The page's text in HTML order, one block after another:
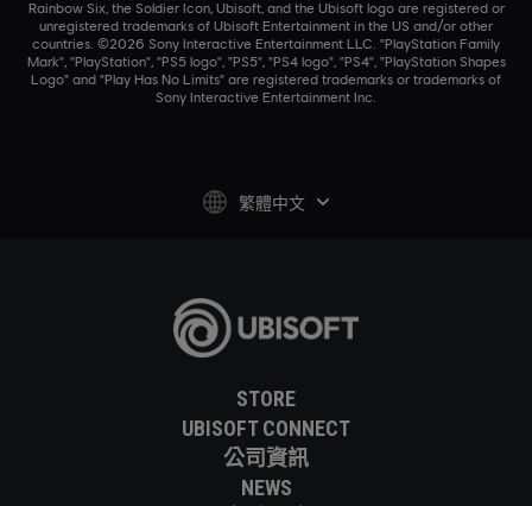
STORE
UBISOFT CONNECT
公司資訊
NEWS
Rainbow Six, the Soldier Icon, Ubisoft, and the Ubisoft logo are registered or
unregistered trademarks of Ubisoft Entertainment in the US and/or other
countries. ©2026 Sony Interactive Entertainment LLC. "PlayStation Family
Mark", "PlayStation", "PS5 logo", "PS5", "PS4 logo", "PS4", "PlayStation Shapes
Logo" and "Play Has No Limits" are registered trademarks or trademarks of
Sony Interactive Entertainment Inc.
繁體中文